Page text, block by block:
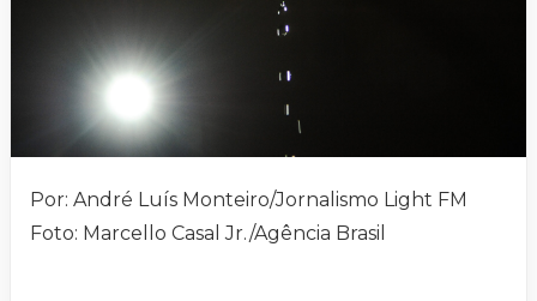
Por: André Luís Monteiro/Jornalismo Light FM
Foto: Marcello Casal Jr./Agência Brasil